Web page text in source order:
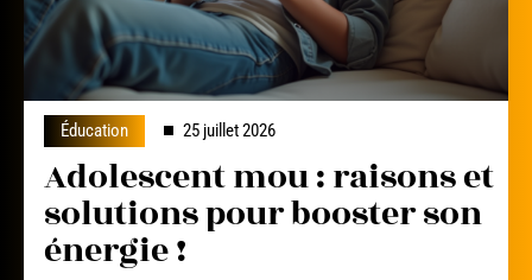
Éducation 25 juillet 2026
Adolescent mou : raisons et
solutions pour booster son
énergie !